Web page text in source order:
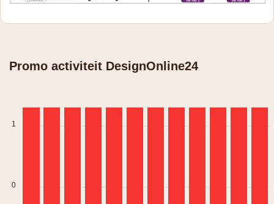
Promo activiteit DesignOnline24
1
0